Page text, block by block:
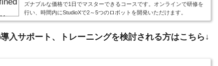
ズナブルな価格で1日でマスターできるコースです。オンラインで研修を
行い、時間内にStudioXで2～5つのロボットを開発いただけます。
入サポート、トレーニングを検討される方はこちら↓